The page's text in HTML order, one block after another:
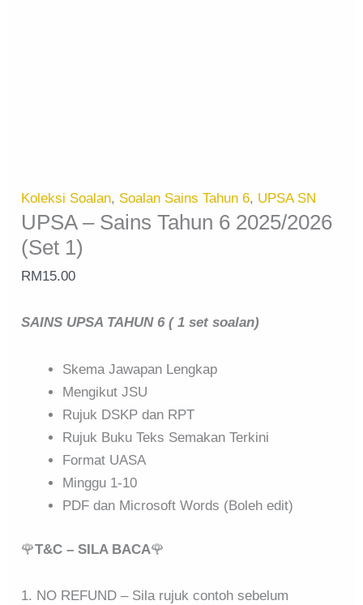
Koleksi Soalan, Soalan Sains Tahun 6, UPSA SN
UPSA – Sains Tahun 6 2025/2026
(Set 1)
RM15.00
SAINS UPSA TAHUN 6 ( 1 set soalan)
Skema Jawapan Lengkap
Mengikut JSU
Rujuk DSKP dan RPT
Rujuk Buku Teks Semakan Terkini
Format UASA
Minggu 1-10
PDF dan Microsoft Words (Boleh edit)
🌹T&C – SILA BACA🌹
1. NO REFUND – Sila rujuk contoh sebelum